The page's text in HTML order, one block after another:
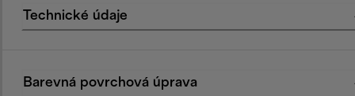
Technické údaje
Barevná povrchová úprava